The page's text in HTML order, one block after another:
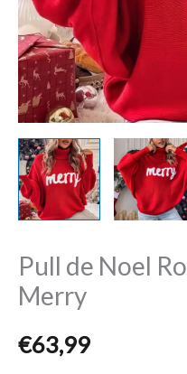
Pull de Noel
Merry
€63,99